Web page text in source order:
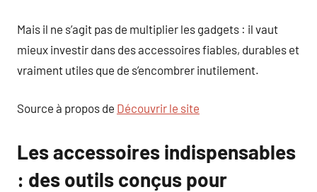
Mais il ne s’agit pas de multiplier les gadgets : il vaut
mieux investir dans des accessoires fiables, durables et
vraiment utiles que de s’encombrer inutilement.
Source à propos de Découvrir le site
Les accessoires indispensables
: des outils conçus pour